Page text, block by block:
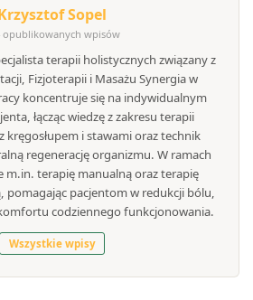
Sopel
opublikowanych wpisów
terapii holistycznych związany z
Fizjoterapii i Masażu Synergia w
koncentruje się na indywidualnym
łącząc wiedzę z zakresu terapii
kręgosłupem i stawami oraz technik
regenerację organizmu. W ramach
m.in. terapię manualną oraz terapię
pomagając pacjentom w redukcji bólu,
codziennego funkcjonowania.
Wszystkie wpisy